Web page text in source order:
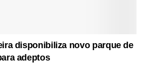
disponibiliza novo parque de
adeptos